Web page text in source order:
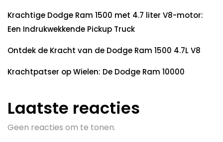
Krachtige Dodge Ram 1500 met 4.7 liter V8-motor:
Een Indrukwekkende Pickup Truck
Ontdek de Kracht van de Dodge Ram 1500 4.7L V8
Krachtpatser op Wielen: De Dodge Ram 10000
Laatste reacties
Geen reacties om te tonen.